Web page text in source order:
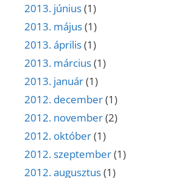
2013. június(1)
2013. május(1)
2013. április(1)
2013. március(1)
2013. január(1)
2012. december(1)
2012. november(2)
2012. október(1)
2012. szeptember(1)
2012. augusztus(1)